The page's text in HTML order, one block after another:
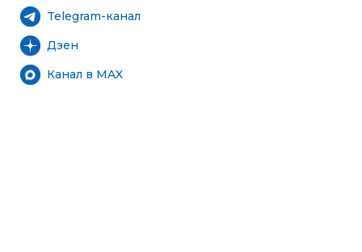
Telegram-канал
Дзен
Канал в MAX